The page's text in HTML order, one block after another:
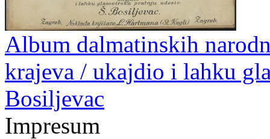
Album dalmatinskih
krajeva / ukajdio i lahku
Bosiljevac
Impresum